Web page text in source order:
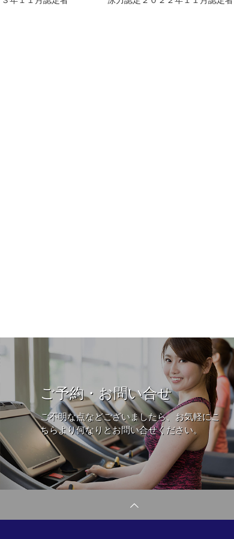
ご予約・お問い合せ
ご不明な点などございましたら、お気軽にこ
ちらより何なりとお問い合せください。